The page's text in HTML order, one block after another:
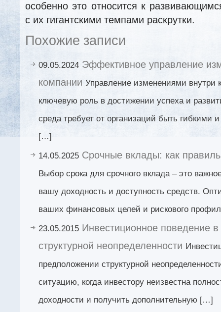
особенно это относится к
с их гигантскими темпами раскрутки.
Похожие записи
09.05.2024 Эффективное управление
компании Управление изменениями внутри
ключевую роль в достижении успеха и
среда требует от организаций быть гибкими
[…]
14.05.2025 Срочные вклады: как
Выбор срока для срочного вклада – это
вашу доходность и доступность средств.
ваших финансовых целей и рискового
23.05.2015 Инвестиционное поведение
структурной неопределенности
предположении структурной
ситуацию, когда инвестору неизвестна
доходности и получить дополнительную […]